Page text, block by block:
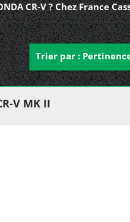
CR-V ? Chez France
Trier par :
V MK II